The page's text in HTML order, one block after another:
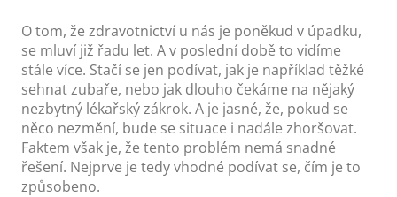
O tom, že zdravotnictví u nás je poněkud v úpadku,
se mluví již řadu let. A v poslední době to vidíme
stále více. Stačí se jen podívat, jak je například těžké
sehnat zubaře, nebo jak dlouho čekáme na nějaký
nezbytný lékařský zákrok. A je jasné, že, pokud se
něco nezmění, bude se situace i nadále zhoršovat.
Faktem však je, že tento problém nemá snadné
řešení. Nejprve je tedy vhodné podívat se, čím je to
způsobeno.